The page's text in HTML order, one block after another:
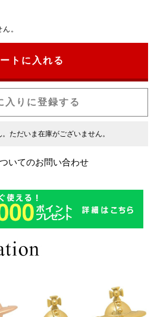
。
トに入れる
入りに登録する
ただいま在庫がございません。
いてのお問い合わせ